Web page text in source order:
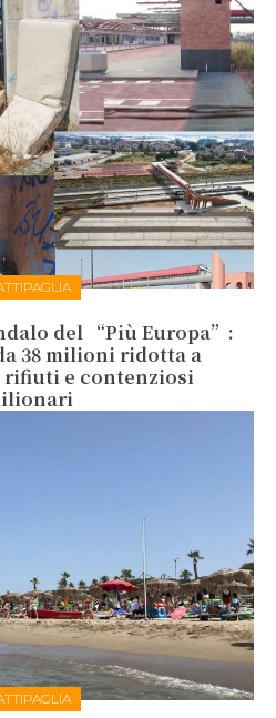
del “Più Europa”:
38 milioni ridotta a
e contenziosi